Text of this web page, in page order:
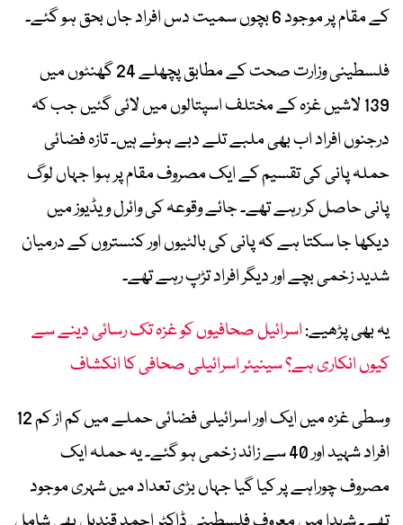
کے مقام پر موجود 6 بچوں سمیت دس افراد جاں بحق ہو گئے۔
فلسطینی وزارت صحت کے مطابق پچھلے 24 گھنٹوں میں
139 لاشیں غزہ کے مختلف اسپتالوں میں لائی گئیں جب کہ
درجنوں افراد اب بھی ملبے تلے دبے ہوئے ہیں۔ تازہ فضائی
حملہ پانی کی تقسیم کے ایک مصروف مقام پر ہوا جہاں لوگ
پانی حاصل کر رہے تھے۔ جائے وقوعہ کی وائرل ویڈیوز میں
دیکھا جا سکتا ہے کہ پانی کی بالٹیوں اور کنستروں کے درمیان
شدید زخمی بچے اور دیگر افراد تڑپ رہے تھے۔
یہ بھی پڑھیے:اسرائیل صحافیوں کو غزہ تک رسائی دینے سے
کیوں انکاری ہے؟ سینیئر اسرائیلی صحافی کا انکشاف
وسطی غزہ میں ایک اور اسرائیلی فضائی حملے میں کم از کم 12
افراد شہید اور 40 سے زائد زخمی ہو گئے۔ یہ حملہ ایک
مصروف چوراہے پر کیا گیا جہاں بڑی تعداد میں شہری موجود